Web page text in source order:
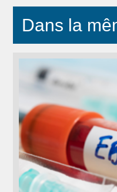
Dans la